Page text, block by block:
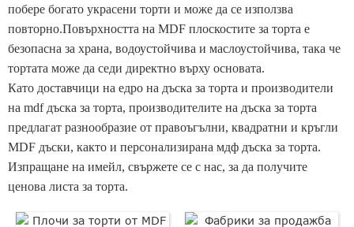
побере богато украсени торти и може да се използва
повторно.Повърхността на MDF плоскостите за торта е
безопасна за храна, водоустойчива и маслоустойчива, така че
тортата може да седи директно върху основата.
Като доставчици на едро на дъска за торта и производители
на mdf дъска за торта, производителите на дъска за торта
предлагат разнообразие от правоъгълни, квадратни и кръгли
MDF дъски, както и персонализирана мдф дъска за торта.
Изпращане на имейл, свържете се с нас, за да получите
ценова листа за торта.